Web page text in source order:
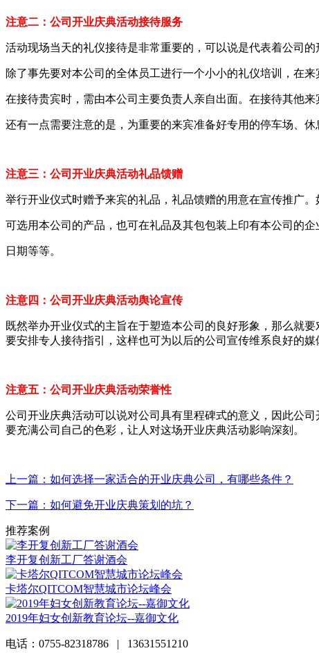
注意二：公司开业庆典活动接待服务
活动现场当天的礼仪接待是非常重要的，可以说是代表着公司
除了事先要对本公司的全体员工进行一个小小的礼仪培训，在
在接待贵宾时，需由本公司主要负责人亲自出面。在接待其他来
还有一点需要注意的是，为重要的来宾准备好专用的停车场、休
注意三：公司开业庆典活动礼品馈赠
举行开业仪式时赠予来宾的礼品，礼品馈赠的用意在宣传推广
可选用本公司的产品，也可在礼品及其包包装上印有本公司的
日期等等。
注意四：公司开业庆典活动舆论宣传
既然举办开业仪式的主旨在于塑造本公司的良好形象，那么就
要安排专人接待指引，这样也可为以后的公司宣传维系良好的媒
注意五：公司开业庆典活动荣誉性
公司开业庆典活动可以说对公司具有里程碑式的意义，因此公
要充满公司自己的色彩，让人对这场开业庆典活动影响深刻。
上一篇：如何选择一家适合的开业庆典公司，有哪些条件？
下一篇：如何避免开业庆典策划的坑？
推荐案例
李开复创新工厂答谢酒会
卡塔尔QITCOM智慧城市论坛峰会
2019年妇女创新教育论坛--嘉御文化
电话：0755-82318786 | 13631551210